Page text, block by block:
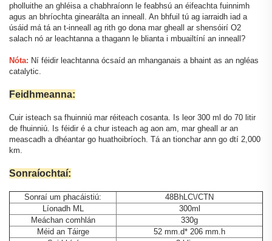
pholluithe an ghléisa a chabhraíonn le feabhsú an éifeachta fuinnimh
agus an bhríochta ginearálta an inneall. An bhfuil tú ag iarraidh iad a
úsáid má tá an t-inneall ag rith go dona mar gheall ar shensóirí O2
salach nó ar leachtanna a thagann le blianta i mbuailtíní an inneall?
Nóta: Ní féidir leachtanna ócsaíd an mhanganais a bhaint as an ngléas
catalytic.
Feidhmeanna:
Cuir isteach sa fhuinniú mar réiteach cosanta. Is leor 300 ml do 70 litir
de fhuinniú. Is féidir é a chur isteach ag aon am, mar gheall ar an
meascadh a dhéantar go huathoibríoch. Tá an tionchar ann go dtí 2,000
km.
Sonraíochtaí:
Sonraí um phacáistiú:
48BhLC\/CTN
Líonadh ML
300ml
Meáchan comhlán
330g
Méid an Táirge
52 mm.d* 206 mm.h